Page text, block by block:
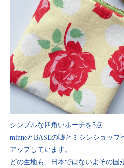
シンプルな四角いポーチを5点
minneとBASEの嘘とミシンショップ
アップしています。
どの生地も、日本ではないよその国